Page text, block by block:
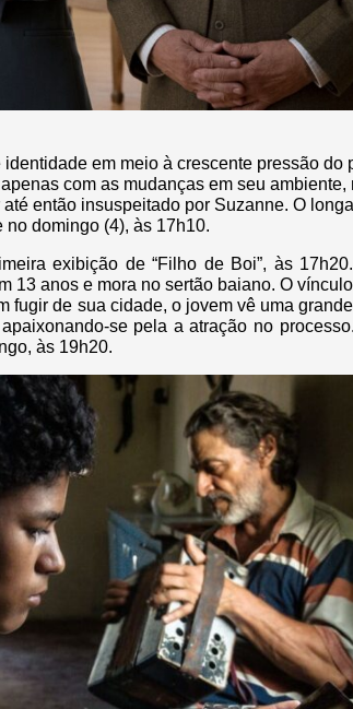
em meio à crescente pressão do
com as mudanças em seu ambiente,
então insuspeitado por Suzanne. O
no domingo (4), às 17h10.
exibição de “Filho de Boi”, às
13 anos e mora no sertão baiano. O
fugir de sua cidade, o jovem vê uma
se pela a atração no
às 19h20.